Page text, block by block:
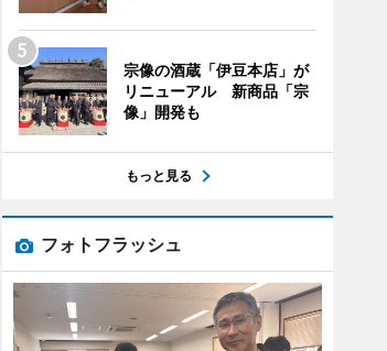
宗像の酒蔵「伊豆本店」が
リニューアル 新商品「宗
像」開発も
もっと見る
フォトフラッシュ